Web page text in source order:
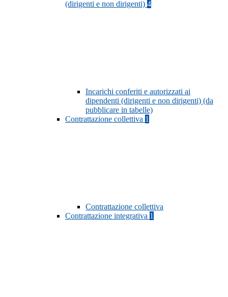
(dirigenti e non dirigenti) 4
Incarichi conferiti e autorizzati ai
dipendenti (dirigenti e non dirigenti) (da
pubblicare in tabelle)
Contrattazione collettiva 1
Contrattazione collettiva
Contrattazione integrativa 1